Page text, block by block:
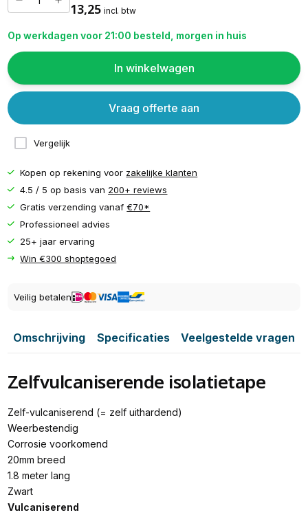
13,25 incl. btw
Op werkdagen voor 21:00 besteld, morgen in huis
In winkelwagen
Vergelijk
Vraag offerte aan
Kopen op rekening voor zakelijke klanten
4.5 / 5 op basis van 200+ reviews
Gratis verzending vanaf€70*
Professioneel advies
25+ jaar ervaring
Win €300 shoptegoed
Veilig betalen
Omschrijving Specificaties Veelgestelde vragen
Zelfvulcaniserende isolatietape
Zelf-vulcaniserend (= zelf uithardend)
Weerbestendig
Corrosie voorkomend
20mm breed
1.8 meter lang
Zwart
Vulcaniserend